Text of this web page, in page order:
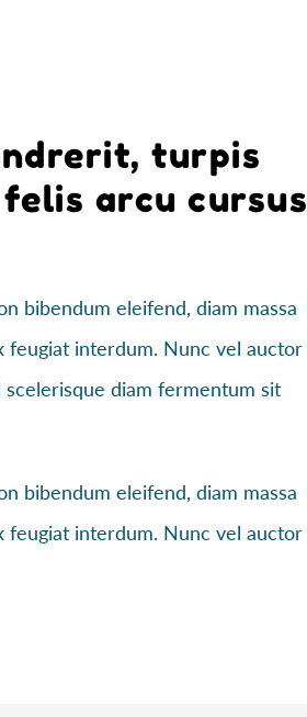
turpis
arcu cursus
bibendum eleifend, diam massa
feugiat interdum. Nunc vel auctor
diam fermentum sit
bibendum eleifend, diam massa
feugiat interdum. Nunc vel auctor